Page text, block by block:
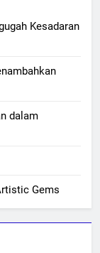
Kesadaran
dalam
Gems